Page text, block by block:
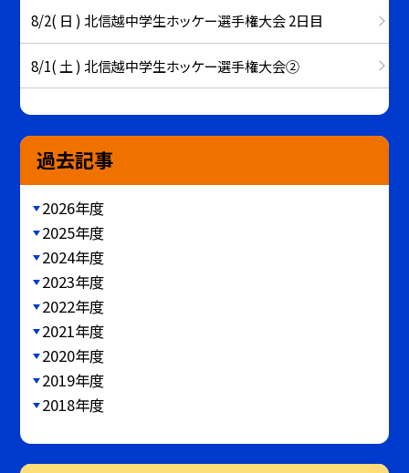
8/2( 日 ) 北信越中学生ホッケー選手権大会 2日目
8/1( 土 ) 北信越中学生ホッケー選手権大会②
過去記事
2026年度
2025年度
2024年度
2023年度
2022年度
2021年度
2020年度
2019年度
2018年度